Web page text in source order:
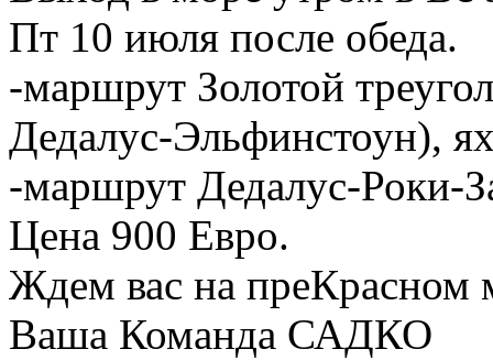
Пт 10 июля после обеда.
-маршрут Золотой
Дедалус-Эльфинстоун),
-маршрут Дедалус-Роки-
Цена 900 Евро.
Ждем вас на преКрасном
Ваша Команда САДКО